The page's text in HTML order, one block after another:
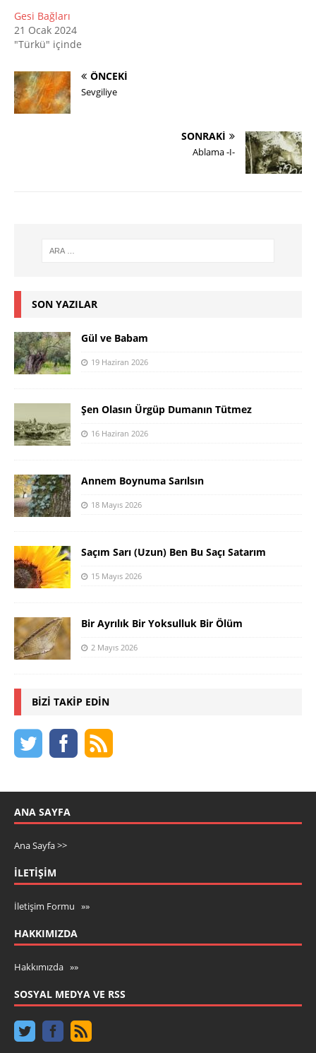
Gesi Bağları
21 Ocak 2024
"Türkü" içinde
ÖNCEKI
Sevgiliye
SONRAKI
Ablama -I-
SON YAZILAR
Gül ve Babam
19 Haziran 2026
Şen Olasın Ürgüp Dumanın Tütmez
16 Haziran 2026
Annem Boynuma Sarılsın
18 Mayıs 2026
Saçım Sarı (Uzun) Ben Bu Saçı Satarım
15 Mayıs 2026
Bir Ayrılık Bir Yoksulluk Bir Ölüm
2 Mayıs 2026
BIZI TAKIP EDIN
ANA SAYFA
Ana Sayfa >>
İLETIŞIM
İletişim Formu »»
HAKKIMIZDA
Hakkımızda »»
SOSYAL MEDYA VE RSS